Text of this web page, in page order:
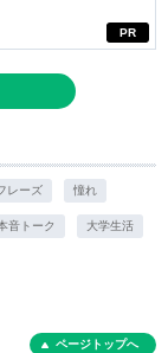
PR
レーズ 憧れ
音トーク 大学生活
ページトップへ